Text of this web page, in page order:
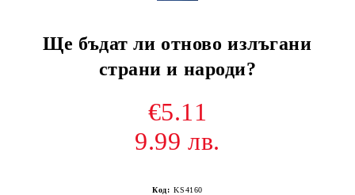
Ще бъдат ли отново излъгани
страни и народи?
€5.11
9.99 лв.
Код: KS4160